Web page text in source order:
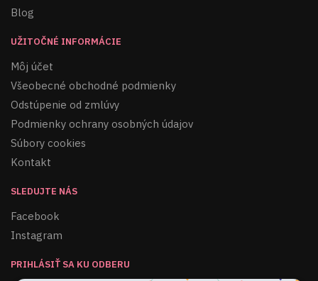
Blog
UŽITOČNÉ INFORMÁCIE
Môj účet
Všeobecné obchodné podmienky
Odstúpenie od zmlúvy
Podmienky ochrany osobných údajov
Súbory cookies
Kontakt
SLEDUJTE NÁS
Facebook
Instagram
PRIHLÁSIŤ SA KU ODBERU
Získajte od nás 10% zľavu na nákup